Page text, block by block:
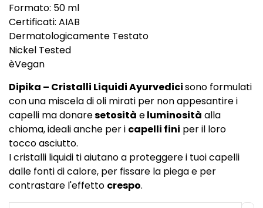
Formato: 50 ml
Certificati: AIAB
Dermatologicamente Testato
Nickel Tested
èVegan
Dipika – Cristalli Liquidi Ayurvedicisono formulati
con una miscela di oli mirati per non appesantire i
capelli ma donaresetosità eluminosità alla
chioma, ideali anche per i capelli fini per il loro
tocco asciutto.
I cristalli liquidi ti aiutano a proteggere i tuoi capelli
dalle fonti di calore, per fissare la piega e per
contrastare l'effetto crespo.